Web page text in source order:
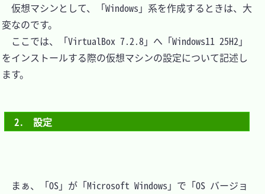
仮想マシンとして、「Windows」系を作成するときは、大
変なのです。
ここでは、「VirtualBox 7.2.8」へ「Windows11 25H2」
をインストールする際の仮想マシンの設定について記述し
ます。
2.　設定
まぁ、「OS」が「Microsoft Windows」で「OS バージョ